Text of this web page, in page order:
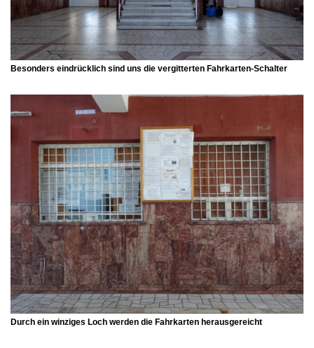
Besonders eindrücklich sind uns die vergitterten Fahrkarten-Schalter
Durch ein winziges Loch werden die Fahrkarten herausgereicht